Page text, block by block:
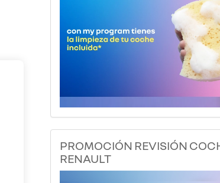
PROMOCIÓN REVISIÓN
RENAULT